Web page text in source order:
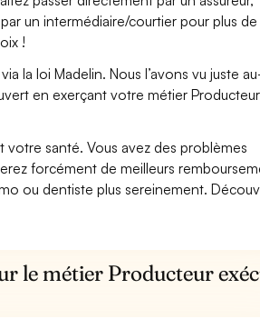
un intermédiaire/courtier pour plus de
!
la loi Madelin. Nous l’avons vu juste
en exerçant votre métier Producteur
santé. Vous avez des problèmes
forcément de meilleurs
ou dentiste plus sereinement.
le métier Producteur